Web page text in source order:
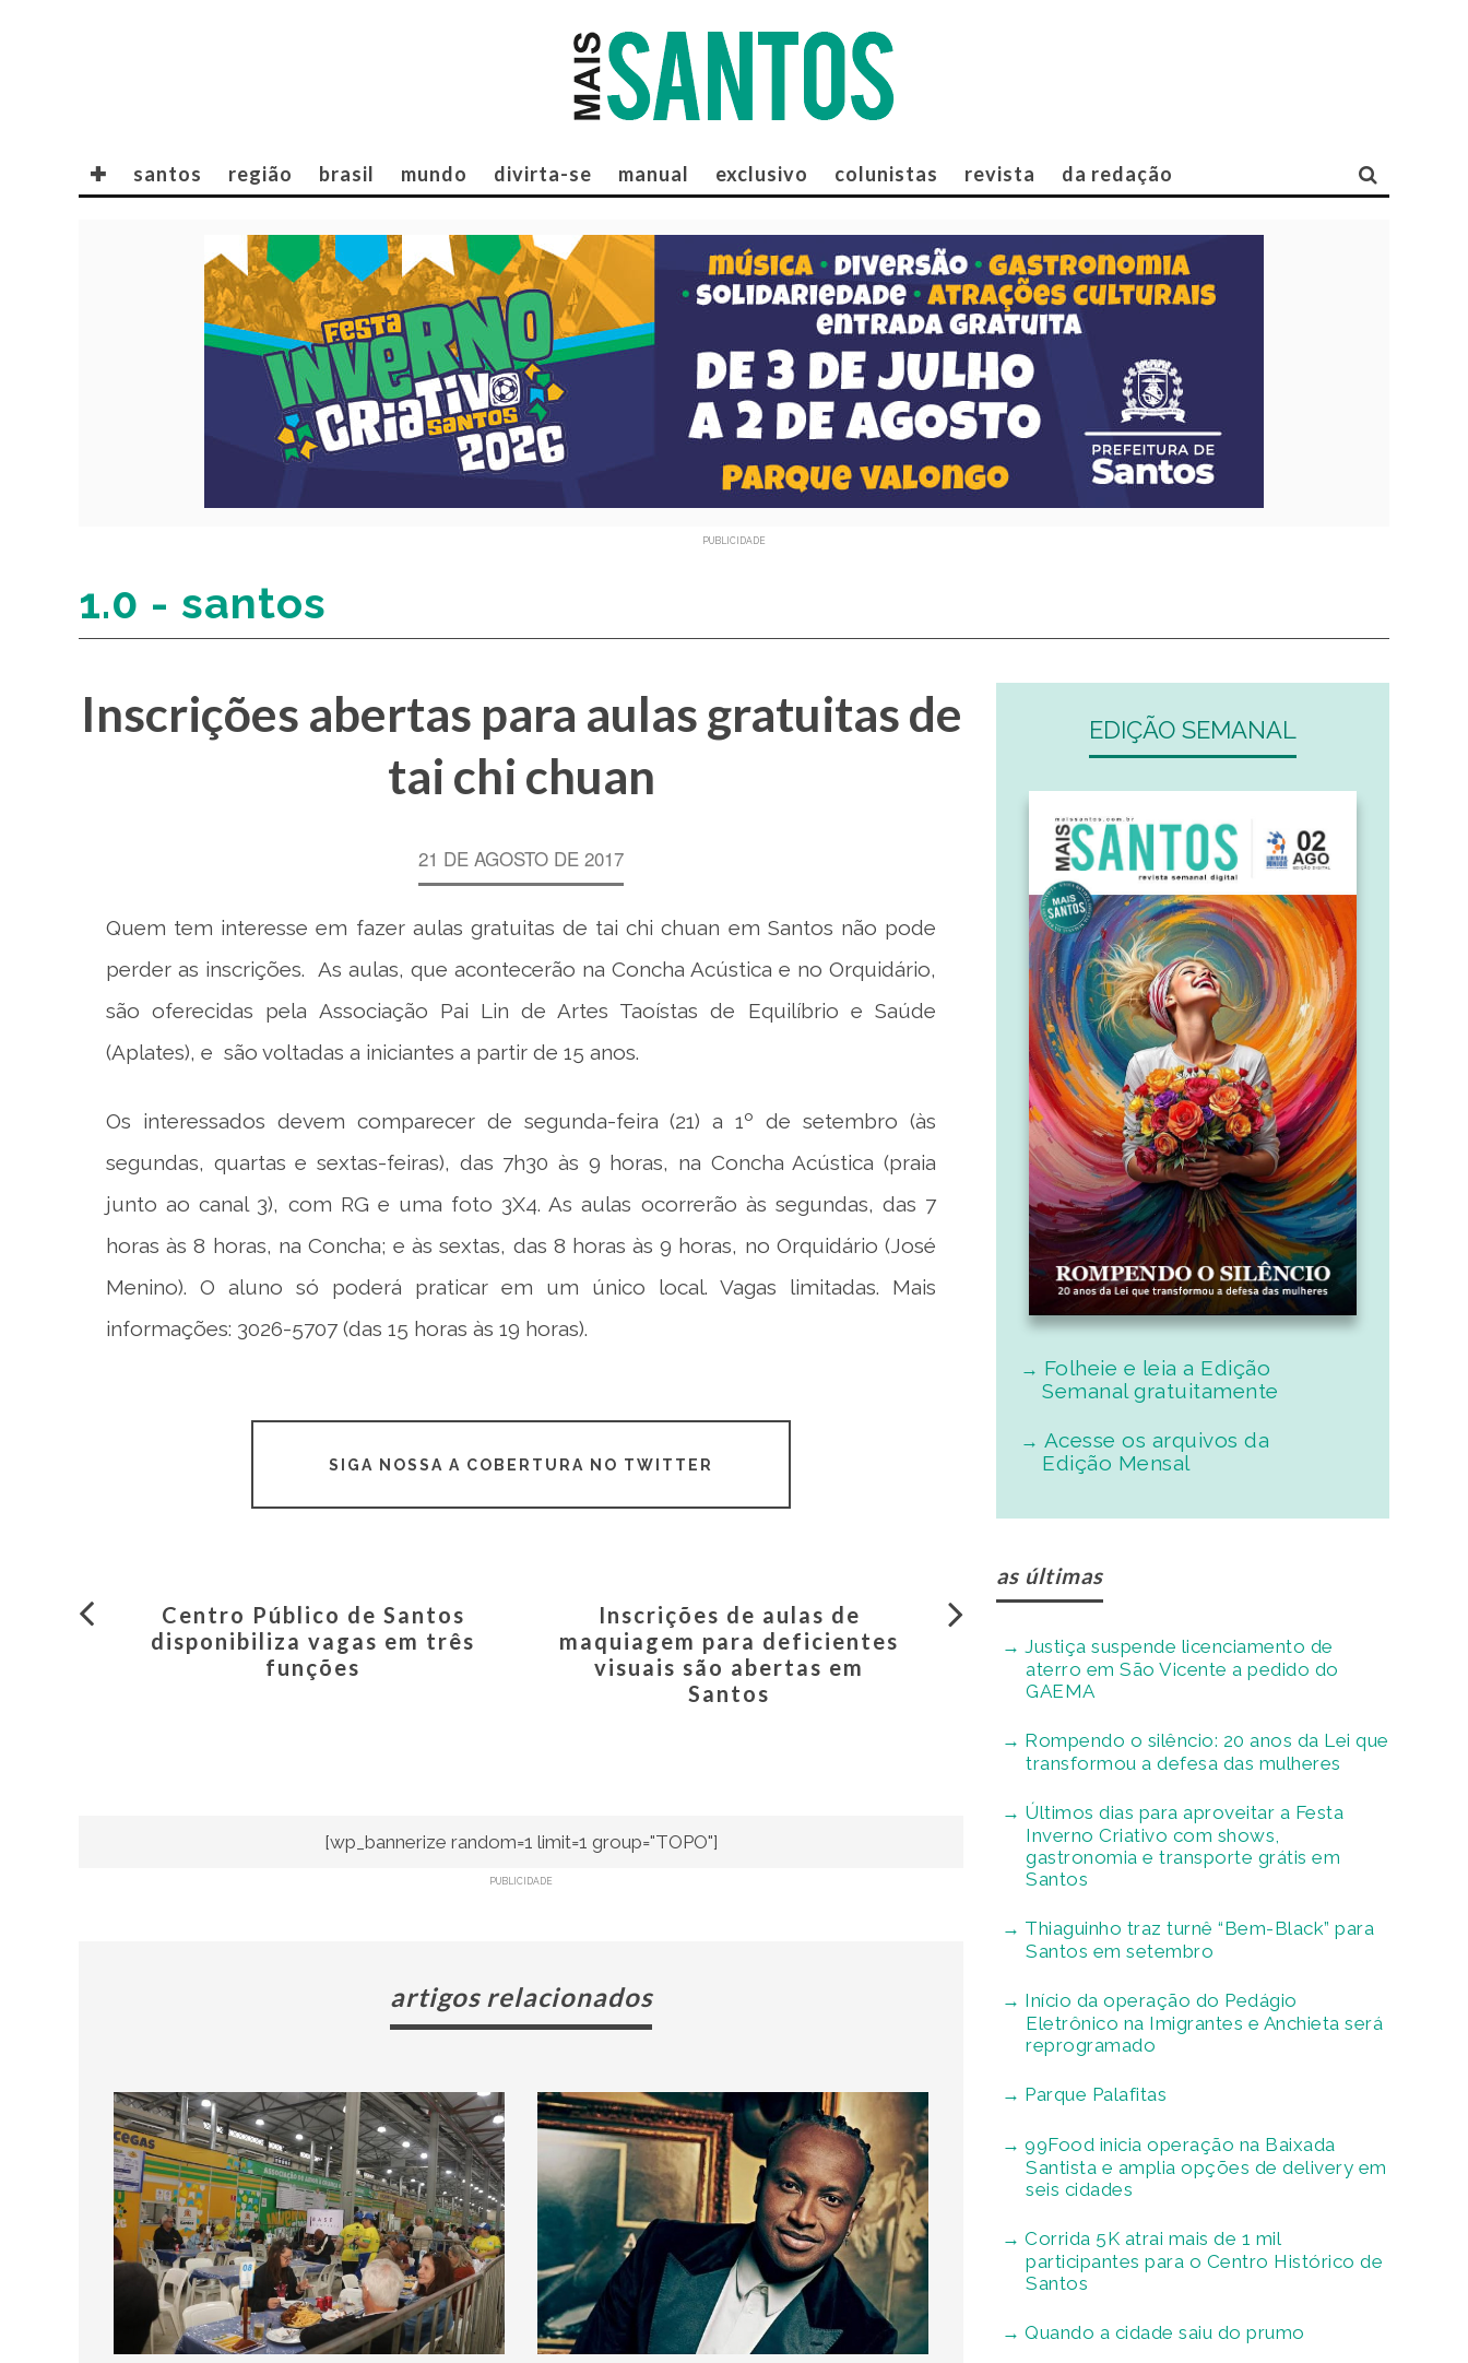
✚ santos região brasil mundo divirta-se manual exclusivo colunistas revista da redação
PUBLICIDADE
1.0 - santos
Inscrições abertas para aulas gratuitas de
tai chi chuan
21 DE AGOSTO DE 2017
Quem tem interesse em fazer aulas gratuitas de tai chi chuan em Santos não pode
perder as inscrições. As aulas, que acontecerão na Concha Acústica e no Orquidário,
são oferecidas pela Associação Pai Lin de Artes Taoístas de Equilíbrio e Saúde
(Aplates), e são voltadas a iniciantes a partir de 15 anos.
Os interessados devem comparecer de segunda-feira (21) a 1º de setembro (às
segundas, quartas e sextas-feiras), das 7h30 às 9 horas, na Concha Acústica (praia
junto ao canal 3), com RG e uma foto 3X4. As aulas ocorrerão às segundas, das 7
horas às 8 horas, na Concha; e às sextas, das 8 horas às 9 horas, no Orquidário (José
Menino). O aluno só poderá praticar em um único local. Vagas limitadas. Mais
informações: 3026-5707 (das 15 horas às 19 horas).
SIGA NOSSA A COBERTURA NO TWITTER
Centro Público de Santos
disponibiliza vagas em três
funções
Inscrições de aulas de
maquiagem para deficientes
visuais são abertas em
Santos
[wp_bannerize random=1 limit=1 group="TOPO"]
PUBLICIDADE
artigos relacionados
EDIÇÃO SEMANAL
Folheie e leia a Edição
Semanal gratuitamente
Acesse os arquivos da
Edição Mensal
as últimas
Justiça suspende licenciamento de
aterro em São Vicente a pedido do
GAEMA
Rompendo o silêncio: 20 anos da Lei que
transformou a defesa das mulheres
Últimos dias para aproveitar a Festa
Inverno Criativo com shows,
gastronomia e transporte grátis em
Santos
Thiaguinho traz turnê “Bem-Black” para
Santos em setembro
Início da operação do Pedágio
Eletrônico na Imigrantes e Anchieta será
reprogramado
Parque Palafitas
99Food inicia operação na Baixada
Santista e amplia opções de delivery em
seis cidades
Corrida 5K atrai mais de 1 mil
participantes para o Centro Histórico de
Santos
Quando a cidade saiu do prumo